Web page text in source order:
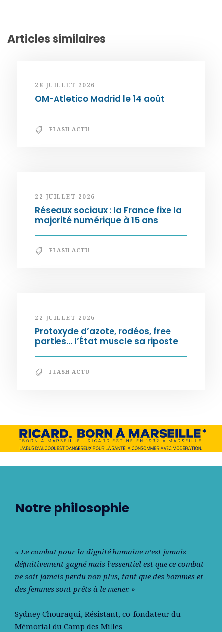
Articles similaires
28 JUILLET 2026
OM-Atletico Madrid le 14 août
FLASH ACTU
22 JUILLET 2026
Réseaux sociaux : la France fixe la
majorité numérique à 15 ans
FLASH ACTU
22 JUILLET 2026
Protoxyde d’azote, rodéos, free
parties… l’État muscle sa riposte
FLASH ACTU
Notre philosophie
« Le combat pour la dignité humaine n’est jamais
déﬁnitivement gagné mais l’essentiel est que ce combat
ne soit jamais perdu non plus, tant que des hommes et
des femmes sont prêts à le mener. »
Sydney Chouraqui, Résistant, co-fondateur du
Mémorial du Camp des Milles